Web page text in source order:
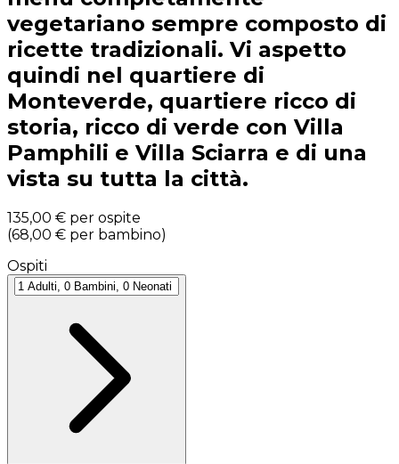
vegetariano sempre composto di
ricette tradizionali. Vi aspetto
quindi nel quartiere di
Monteverde, quartiere ricco di
storia, ricco di verde con Villa
Pamphili e Villa Sciarra e di una
vista su tutta la città.
135,00 € per ospite
(68,00 € per bambino)
Ospiti